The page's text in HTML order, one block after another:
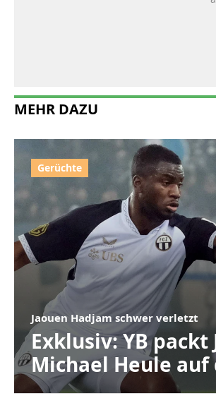
MEHR DAZU
Jaouen Hadjam schwer verletzt
Exklusiv: YB
Michael Heule auf